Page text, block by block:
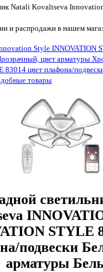
Natali Kovaltseva
и распродажи в нашем
Style INNOVATION
цвет арматуры
83014 цвет плафона/
товары
STYLE
подвески
арматуры